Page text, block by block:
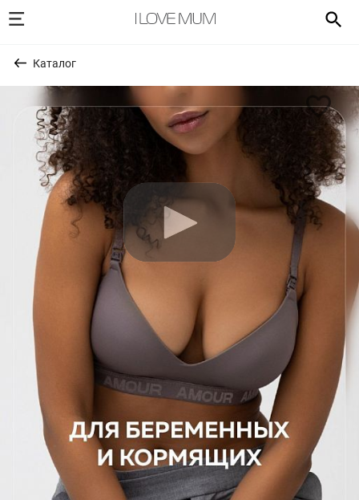
Каталог